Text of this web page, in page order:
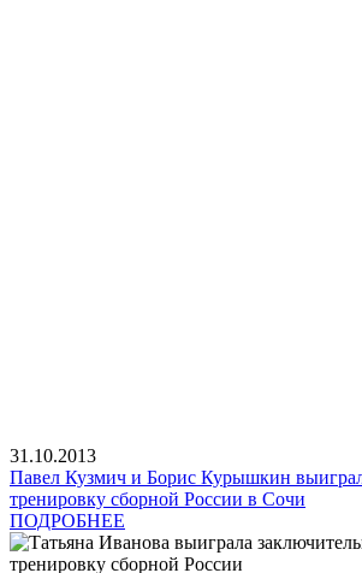
31.10.2013
Павел Кузмич и Борис Курышкин
тренировку сборной России в Сочи
ПОДРОБНЕЕ